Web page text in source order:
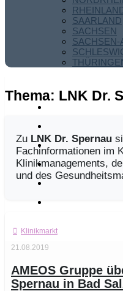
SAARLAND
SACHSEN
SACHSEN-
Thema: LNK Dr.
Zu LNK Dr. Spernau
Fachinformationen im
Klinikmanagements,
und des
Klinikmarkt
21.08.2019
AMEOS Gruppe
Spernau in Bad